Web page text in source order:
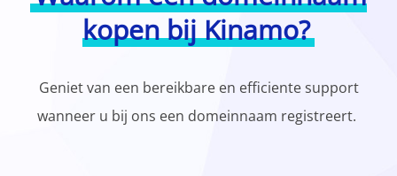
kopen bij Kinamo?
Geniet van een bereikbare en efficiente support
wanneer u bij ons een domeinnaam registreert.